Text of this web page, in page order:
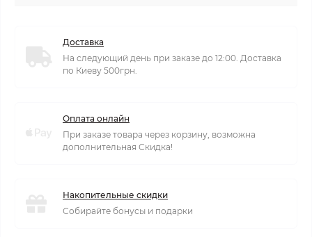
Доставка
На следующий день при заказе до 12:00. Доставка
по Киеву 500грн.
Оплата онлайн
При заказе товара через корзину, возможна
дополнительная Скидка!
Накопительные скидки
Собирайте бонусы и подарки